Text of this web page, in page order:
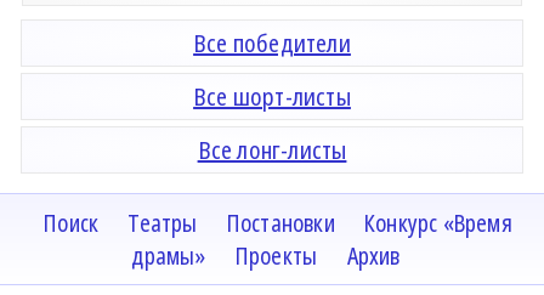
Все победители
Все шорт-листы
Все лонг-листы
Поиск Театры Постановки
Конкурс «Время
драмы»
Проекты
Архив